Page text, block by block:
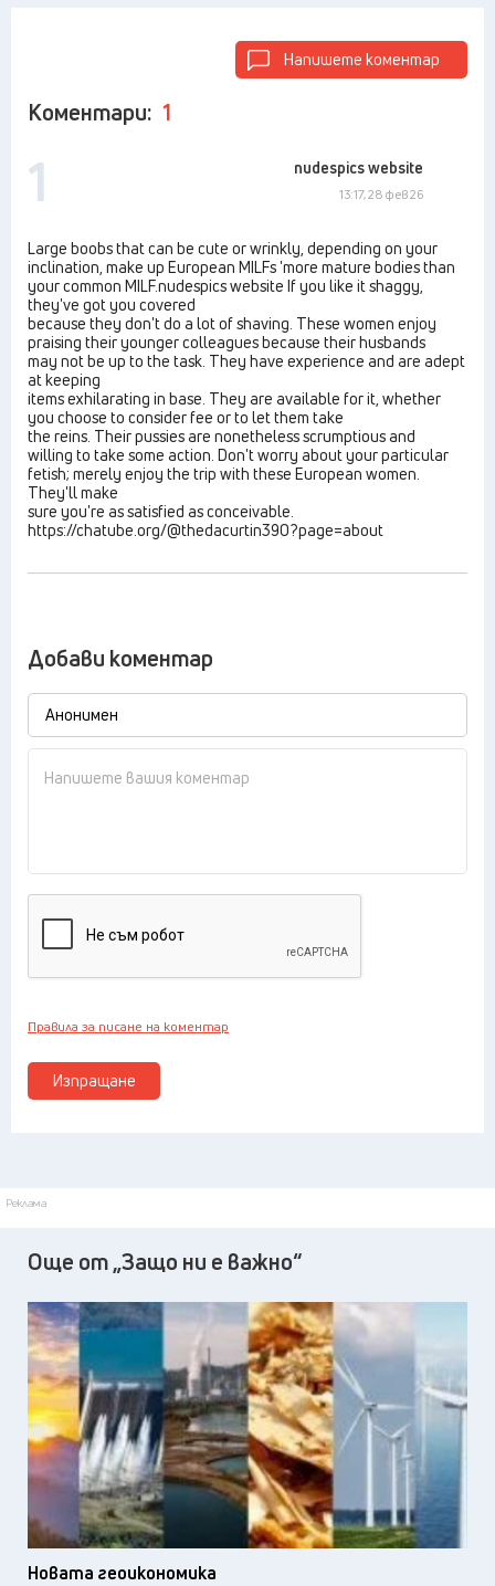
Напишете коментар
Коментари: 1
1 nudespics website
13:17, 28 фев 26
Large boobs that can be cute or wrinkly, depending on your
inclination, make up European MILFs 'more mature bodies than
your common MILF.nudespics website If you like it shaggy,
they've got you covered
because they don't do a lot of shaving. These women enjoy
praising their younger colleagues because their husbands
may not be up to the task. They have experience and are adept
at keeping
items exhilarating in base. They are available for it, whether
you choose to consider fee or to let them take
the reins. Their pussies are nonetheless scrumptious and
willing to take some action. Don't worry about your particular
fetish; merely enjoy the trip with these European women.
They'll make
sure you're as satisfied as conceivable.
https://chatube.org/@thedacurtin390?page=about
Добави коментар
Изпращане
Правила за писане на коментар
Реклама
Още от „Защо ни е важно“
Новата геоикономика